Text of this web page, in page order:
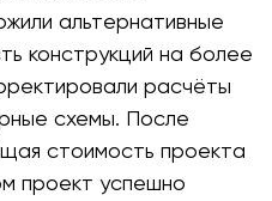
альтернативные
конструкций на более
расчёты
схемы. После
стоимость проекта
проект успешно